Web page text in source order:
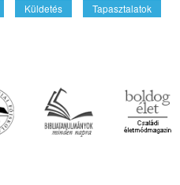
Küldetés Tapasztalatok